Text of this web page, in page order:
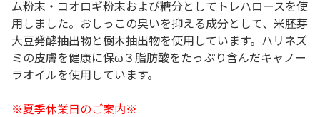
ム粉末・コオロギ粉末および糖分としてトレハロースを使
用しました。おしっこの臭いを抑える成分として、米胚芽
大豆発酵抽出物と樹木抽出物を使用しています。ハリネズ
ミの皮膚を健康に保ω３脂肪酸をたっぷり含んだキャノー
ラオイルを使用しています。
※夏季休業日のご案内※